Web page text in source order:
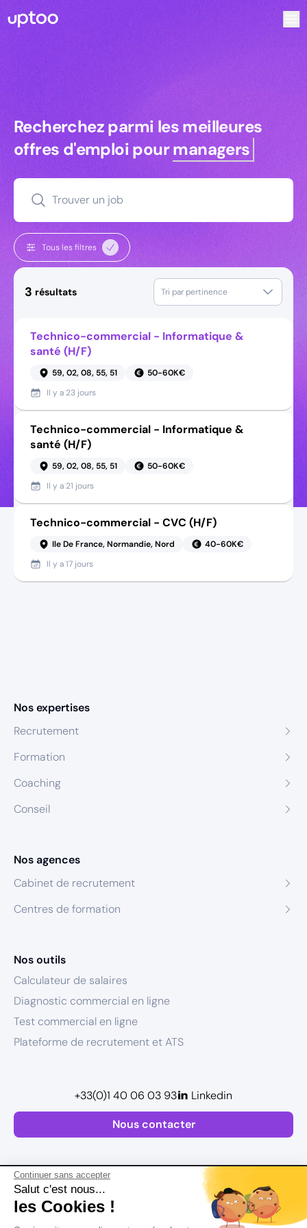
Continuer sans accepter
Salut c'est nous...
les Cookies !
Recherchez parmi les meilleures
Recherchez parmi les meilleures
offres d'emploi pourmanagers
Trouver un job
Tous les filtres
3 résultats Tri par pertinence
Technico-commercial - Informatique &
santé (H/F)
59, 02, 08, 55, 51
50-60K€
Il y a 23 jours
Technico-commercial - Informatique &
santé (H/F)
59, 02, 08, 55, 51
50-60K€
Il y a 21 jours
Technico-commercial - CVC (H/F)
Ile De France, Normandie, Nord
40-60K€
Il y a17 jours
Nos expertises
Recrutement
Formation
Coaching
Conseil
Nos agences
Cabinet de recrutement
Centres de formation
Nos outils
Calculateur de salaires
Diagnostic commercial en ligne
Test commercial en ligne
Plateforme de recrutement et ATS
Nous contacter
+33(0)1 40 06 03 93 Linkedin